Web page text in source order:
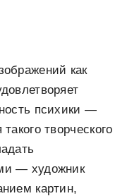
как
психики —
творческого
— художник
картин,